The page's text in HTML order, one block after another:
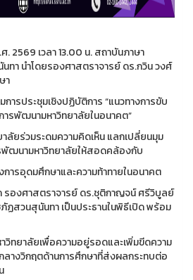
2569 เวลา 13.00 น. สถาบันภาษา
ทา นำโดยรองศาสตราจารย์ ดร.กวิน วงศ์
า
ารประชุมเชิงปฏิบัติการ “แนวทางการขับ
ารพัฒนามหาวิทยาลัยในอนาคต”
ลัยร่วมระดมความคิดเห็น แลกเปลี่ยนมุม
พัฒนามหาวิทยาลัยให้สอดคล้องกับ
ารอุดมศึกษาและความท้าทายในอนาคต
รองศาสตราจารย์ ดร.ชุติกาญจน์ ศรีวิบูลย์
ฏสวนสุนันทา เป็นประธานในพิธีเปิด พร้อม
วิทยาลัยเพื่อความอยู่รอดและเพิ่มขีดความ
ลางวิกฤตด้านการศึกษาที่ส่งผลกระทบต่อ